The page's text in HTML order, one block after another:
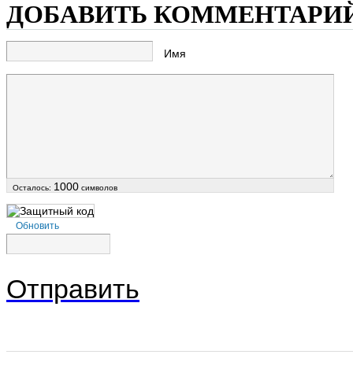
ДОБАВИТЬ
Имя
Осталось: 1000 символов
Обновить
Отправить